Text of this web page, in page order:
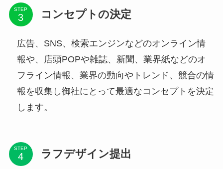
STEP コンセプトの決定
広告、SNS、検索エンジンなどのオンライン情
報や、店頭POPや雑誌、新聞、業界紙などのオ
フライン情報、業界の動向やトレンド、競合の情
報を収集し御社にとって最適なコンセプトを決定
します。
STEP ラフデザイン提出